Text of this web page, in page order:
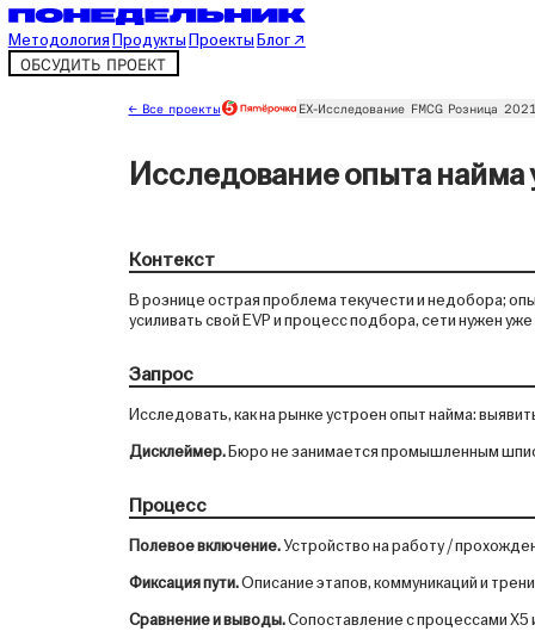
МетодологияПродуктыПроектыБлог ↗
ОБСУДИТЬ ПРОЕКТ
← Все проекты EX-Исследование FMCG Розница 2021
Исследование опыта найма
Контекст
В рознице острая проблема текучести и недобора;
усиливать свой EVP и процесс подбора, сети нужен
Запрос
Исследовать, как на рынке устроен опыт найма:
Дисклеймер.Бюро не занимается промышленным
Процесс
Полевое включение.Устройство на работу /
Фиксация пути.Описание этапов, коммуникаций и
Сравнение и выводы.Сопоставление с процессами X5